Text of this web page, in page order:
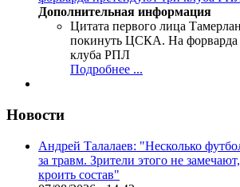
Дополнительная информация
Цитата первого лица
покинуть ЦСКА. На форварда
клуба РПЛ
Подробнее ...
Новости
Андрей Талалаев: "Несколько
за травм. Зрители этого не
кроить состав"